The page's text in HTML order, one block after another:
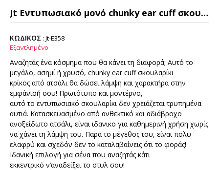
Jt Εντυπωσιακό μονό chunky ear cuff σκουλαρίκι ατσάλινο
ΚΩΔΙΚΟΣ : Jt-E358
Εξαντλημένο
Αναζητάς ένα κόσμημα που θα κάνει τη διαφορά; Αυτό το
μεγάλο, ασημί ή χρυσό, chunky ear cuff σκουλαρίκι
κρίκος από ατσάλι θα δώσει λάμψη και χαρακτήρα στην
εμφάνισή σου! Πρωτότυπο και μοντέρνο,
αυτό το εντυπωσιακό σκουλαρίκι δεν χρειάζεται τρυπημένα
αυτιά. Κατασκευασμένο από ανθεκτικό και αδιάβροχο
ανοξείδωτο ατσάλι, είναι ιδανικο για καθημερινή χρήση χωρίς
να χάνει τη λάμψη του. Παρά το μέγεθος του, είναι πολυ
ελαφρύ και σχεδόν δεν το καταλαβαίνεις ότι το φοράς!
Ιδανική επιλογή για σένα που αναζητάς κάτι
εκκεντρικό ν’αναδείξει το στυλ σου!